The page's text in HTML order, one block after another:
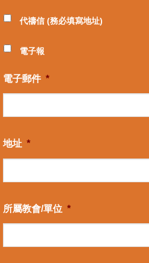
代禱信 (務必填寫地址)
電子報
電子郵件 *
地址 *
所屬教會/單位 *